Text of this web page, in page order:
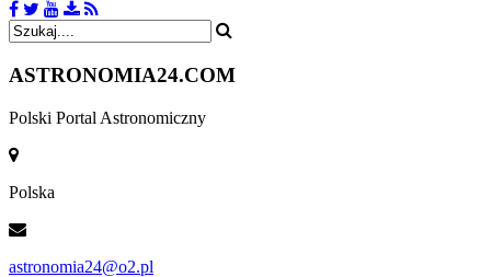
ASTRONOMIA24.COM
Polski Portal Astronomiczny
Polska
astronomia24@o2.pl